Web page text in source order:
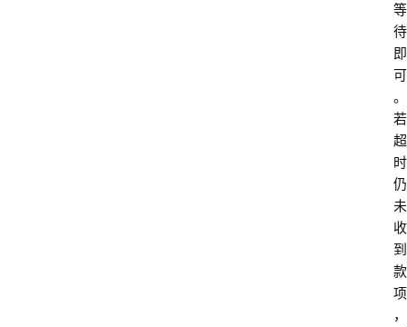
等
待
即
可
。
若
超
时
仍
未
收
到
款
项
，